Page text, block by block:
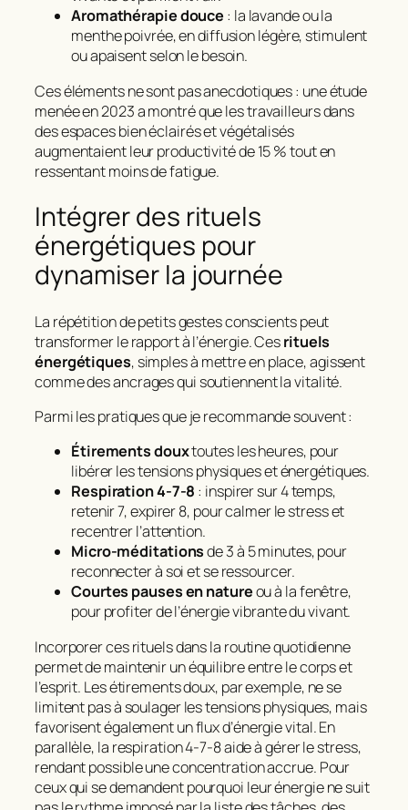
Aromathérapie douce : la lavande ou la
menthe poivrée, en diffusion légère, stimulent
ou apaisent selon le besoin.
Ces éléments ne sont pas anecdotiques : une étude
menée en 2023 a montré que les travailleurs dans
des espaces bien éclairés et végétalisés
augmentaient leur productivité de 15 % tout en
ressentant moins de fatigue.
Intégrer des rituels
énergétiques pour
dynamiser la journée
La répétition de petits gestes conscients peut
transformer le rapport à l’énergie. Cesrituels
énergétiques, simples à mettre en place, agissent
comme des ancrages qui soutiennent la vitalité.
Parmi les pratiques que je recommande souvent :
Étirements douxtoutes les heures, pour
libérer les tensions physiques et énergétiques.
Respiration 4-7-8 : inspirer sur 4 temps,
retenir 7, expirer 8, pour calmer le stress et
recentrer l’attention.
Micro-méditationsde 3 à 5 minutes, pour
reconnecter à soi et se ressourcer.
Courtes pauses en natureou à la fenêtre,
pour profiter de l’énergie vibrante du vivant.
Incorporer ces rituels dans la routine quotidienne
permet de maintenir un équilibre entre le corps et
l’esprit. Les étirements doux, par exemple, ne se
limitent pas à soulager les tensions physiques, mais
favorisent également un flux d’énergie vital. En
parallèle, la respiration 4-7-8 aide à gérer le stress,
rendant possible une concentration accrue. Pour
ceux qui se demandent pourquoi leur énergie ne suit